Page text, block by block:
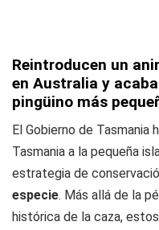
Reintroducen un
en Australia y
pingüino más
El Gobierno de Tasmania
Tasmania a la pequeña
estrategia de
especie. Más allá de la
histórica de la caza, estos